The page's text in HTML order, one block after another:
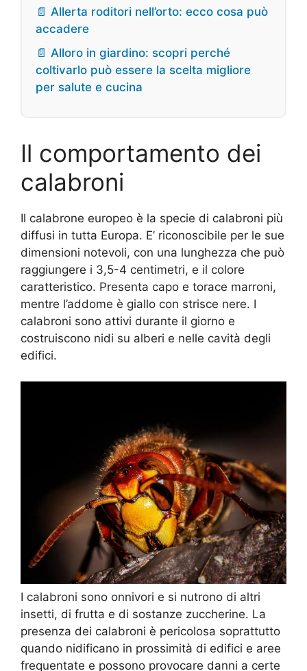
📄 Allerta roditori nell’orto: ecco cosa può
accadere
📄 Alloro in giardino: scopri perché
coltivarlo può essere la scelta migliore
per salute e cucina
Il comportamento dei
calabroni
Il calabrone europeo è la specie di calabroni più
diffusi in tutta Europa. E’ riconoscibile per le sue
dimensioni notevoli, con una lunghezza che può
raggiungere i 3,5-4 centimetri, e il colore
caratteristico. Presenta capo e torace marroni,
mentre l’addome è giallo con strisce nere. I
calabroni sono attivi durante il giorno e
costruiscono nidi su alberi e nelle cavità degli
edifici.
I calabroni sono onnivori e si nutrono di altri
insetti, di frutta e di sostanze zuccherine. La
presenza dei calabroni è pericolosa soprattutto
quando nidificano in prossimità di edifici e aree
frequentate e possono provocare danni a certe